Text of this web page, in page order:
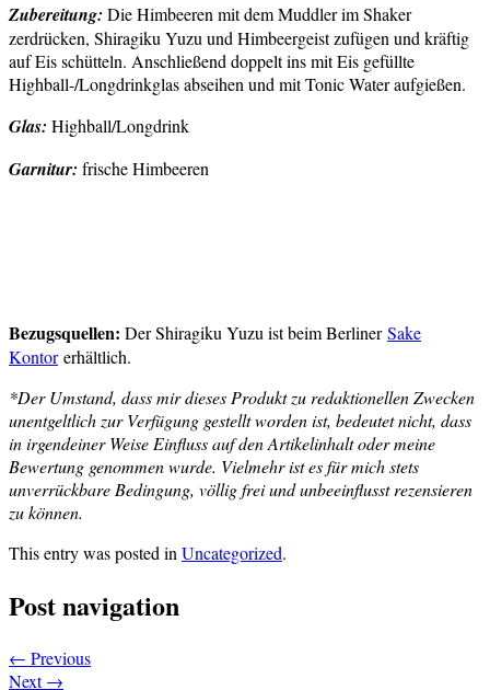
Zubereitung: Die Himbeeren mit dem Muddler im Shaker
zerdrücken, Shiragiku Yuzu und Himbeergeist zufügen und kräftig
auf Eis schütteln. Anschließend doppelt ins mit Eis gefüllte
Highball-/Longdrinkglas abseihen und mit Tonic Water aufgießen.
Glas: Highball/Longdrink
Garnitur: frische Himbeeren
Bezugsquellen: Der Shiragiku Yuzu ist beim BerlinerSake
Kontorerhältlich.
*Der Umstand, dass mir dieses Produkt zu redaktionellen Zwecken
unentgeltlich zur Verfügung gestellt worden ist, bedeutet nicht, dass
in irgendeiner Weise Einfluss auf den Artikelinhalt oder meine
Bewertung genommen wurde. Vielmehr ist es für mich stets
unverrückbare Bedingung, völlig frei und unbeeinflusst rezensieren
zu können.
This entry was posted inUncategorized.
Post navigation
← Previous
Next→